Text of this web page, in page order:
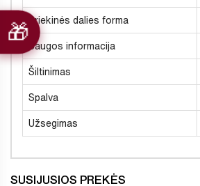
Priekinės dalies forma
Saugos informacija
Šiltinimas
Spalva
Užsegimas
SUSIJUSIOS PREKĖS